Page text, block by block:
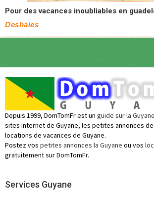
Pour des vacances inoubliables en
Deshaies
Depuis 1999, DomTomFr est un guide sur la Guyane
sites internet de Guyane, les petites annonces
locations de vacances de Guyane.
Postez vos petites annonces la Guyane ou vos
gratuitement sur DomTomFr.
Services Guyane